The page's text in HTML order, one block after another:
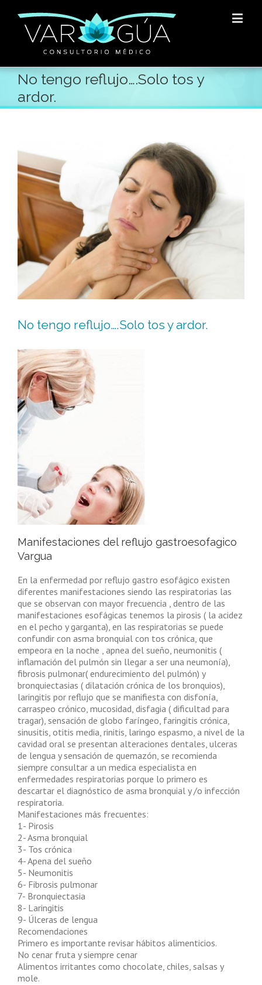
No tengo reflujo….Solo tos y
ardor.
No tengo reflujo….Solo tos y ardor.
Manifestaciones del reflujo gastroesofagico
Vargua
En la enfermedad por reflujo gastro esofágico existen
diferentes manifestaciones siendo las respiratorias las
que se observan con mayor frecuencia , dentro de las
manifestaciones esofágicas tenemos la pirosis ( la acidez
en el pecho y garganta), en las respiratorias se puede
confundir con asma bronquial con tos crónica, que
empeora en la noche , apnea del sueño, neumonitis (
inflamación del pulmón sin llegar a ser una neumonía),
fibrosis pulmonar( endurecimiento del pulmón) y
bronquiectasias ( dilatación crónica de los bronquios),
laringitis por reflujo que se manifiesta con disfonía,
carraspeo crónico, mucosidad, disfagia ( dificultad para
tragar), sensación de globo faríngeo, faringitis crónica,
sinusitis, otitis media, rinitis, laringo espasmo, a nivel de la
cavidad oral se presentan alteraciones dentales, ulceras
de lengua y sensación de quemazón, se recomienda
siempre consultar a un medica especialista en
enfermedades respiratorias porque lo primero es
descartar el diagnóstico de asma bronquial y /o infección
respiratoria.
Manifestaciones más frecuentes:
1- Pirosis
2- Asma bronquial
3- Tos crónica
4- Apena del sueño
5- Neumonitis
6- Fibrosis pulmonar
7- Bronquiectasia
8- Laringitis
9- Úlceras de lengua
Recomendaciones
Primero es importante revisar hábitos alimenticios.
No cenar fruta y siempre cenar
Alimentos irritantes como chocolate, chiles, salsas y
mole.